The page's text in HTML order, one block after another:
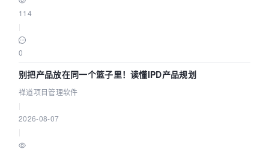
114
0
别把产品放在同一个篮子里！读懂IPD产品规划
禅道项目管理软件
2026-08-07